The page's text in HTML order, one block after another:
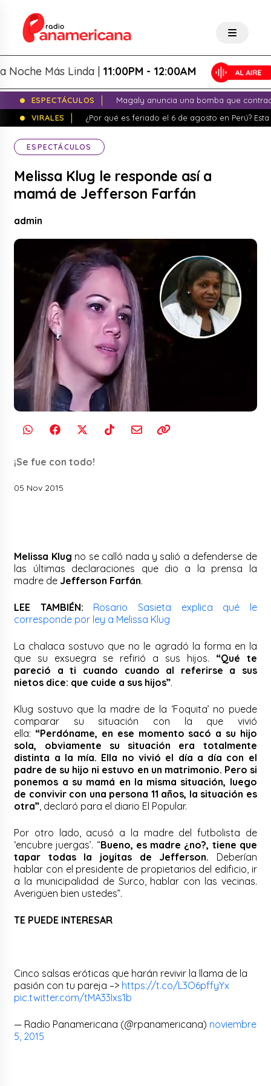
Más Linda |11:00PM - 12:00AM
ESPECTÁCULOS
Magaly anuncia una bomba que
VIRALES
¿Por qué es feriado el 6 de agosto en Perú?
ESPECTÁCULOS
Melissa Klug le responde así a
mamá de Jefferson Farfán
admin
¡Se fue con todo!
05 Nov 2015
Melissa Klug no se calló nada y salió a defenderse de
las últimas declaraciones que dio a la prensa la
madre de Jefferson Farfán.
LEE TAMBIÉN:
Rosario Sasieta explica qué le
corresponde por ley a Melissa Klug
La chalaca sostuvo que no le agradó la forma en la
que su exsuegra se refirió a sus hijos. “Qué te
pareció a ti cuando cuando al referirse a sus
nietos dice: que cuide a sus hijos”.
Klug sostuvo que la madre de la ‘Foquita’ no puede
comparar su situación con la que vivió
ella: “Perdóname, en ese momento sacó a su hijo
sola, obviamente su situación era totalmente
distinta a la mía. Ella no vivió el día a día con el
padre de su hijo ni estuvo en un matrimonio. Pero si
ponemos a su mamá en la misma situación, luego
de convivir con una persona 11 años, la situación es
otra” , declaró para el diario El Popular.
Por otro lado, acusó a la madre del futbolista de
‘encubre juergas’. “Bueno, es madre ¿no?, tiene que
tapar todas la joyitas de Jefferson. Deberían
hablar con el presidente de propietarios del edificio, ir
a la municipalidad de Surco, hablar con las vecinas.
Averigüen bien ustedes”.
TE PUEDE INTERESAR
Cinco salsas eróticas que harán revivir la llama de la
pasión con tu pareja –> https://t.co/L3O6pffyYx
pic.twitter.com/tMA33Ixs1b
— Radio Panamericana (@rpanamericana) noviembre
5, 2015